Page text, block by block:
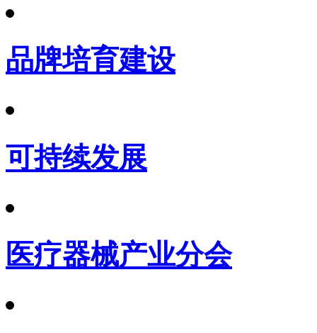
品牌培育建设
可持续发展
医疗器械产业分会